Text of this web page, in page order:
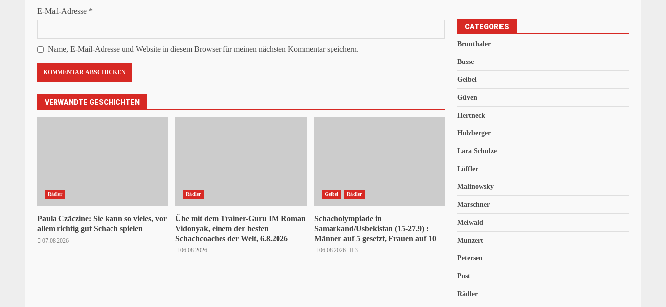
E-Mail-Adresse *
Name, E-Mail-Adresse und Website in diesem Browser für meinen nächsten Kommentar speichern.
VERWANDTE GESCHICHTEN
Rädler
Paula Czäczine: Sie kann so vieles, vor
allem richtig gut Schach spielen
07.08.2026
Rädler
Übe mit dem Trainer-Guru IM Roman
Vidonyak, einem der besten
Schachcoaches der Welt, 6.8.2026
06.08.2026
Geibel Rädler
Schacholympiade in
Samarkand/Usbekistan (15-27.9) :
Männer auf 5 gesetzt, Frauen auf 10
06.08.2026 3
CATEGORIES
Brunthaler
Busse
Geibel
Güven
Hertneck
Holzberger
Lara Schulze
Löffler
Malinowsky
Marschner
Meiwald
Munzert
Petersen
Post
Rädler